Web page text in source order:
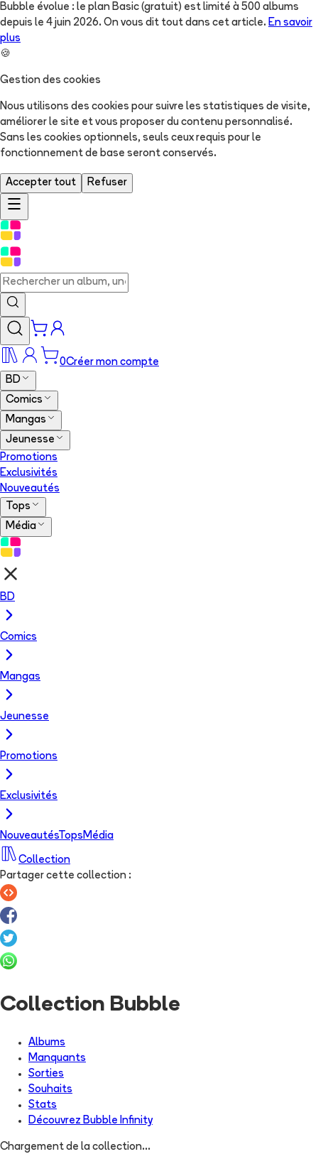
Bubble évolue : le plan Basic (gratuit) est limité à 500 albums
depuis le 4 juin 2026. On vous dit tout dans cet article. En savoir
plus
🍪
Gestion des cookies
Nous utilisons des cookies pour suivre les statistiques de visite,
améliorer le site et vous proposer du contenu personnalisé.
Sans les cookies optionnels, seuls ceux requis pour le
fonctionnement de base seront conservés.
Accepter tout Refuser
0Créer mon compte
BD
Comics
Mangas
Jeunesse
Promotions
Exclusivités
Nouveautés
Tops
Média
BD
Comics
Mangas
Jeunesse
Promotions
Exclusivités
NouveautésTops Média
Collection
Partager cette collection :
Collection Bubble
Albums
Manquants
Sorties
Souhaits
Stats
Découvrez Bubble Infinity
Chargement de la collection...